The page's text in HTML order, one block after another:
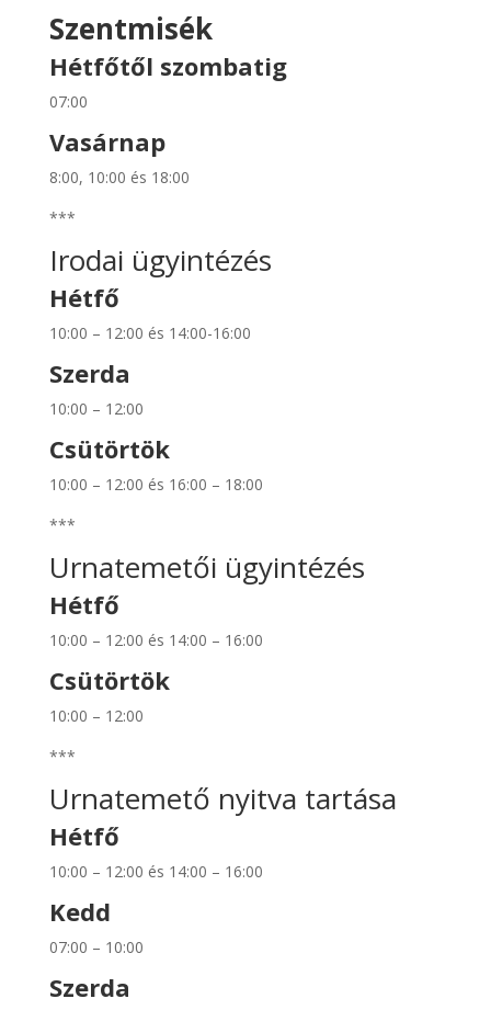
Szentmisék
Hétfőtől szombatig
07:00
Vasárnap
8:00, 10:00 és 18:00
***
Irodai ügyintézés
Hétfő
10:00 – 12:00 és 14:00-16:00
Szerda
10:00 – 12:00
Csütörtök
10:00 – 12:00 és 16:00 – 18:00
***
Urnatemetői ügyintézés
Hétfő
10:00 – 12:00 és 14:00 – 16:00
Csütörtök
10:00 – 12:00
***
Urnatemető nyitva tartása
Hétfő
10:00 – 12:00 és 14:00 – 16:00
Kedd
07:00 – 10:00
Szerda